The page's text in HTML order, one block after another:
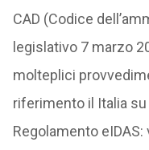
CAD (Codice
legislativo 7 marzo
molteplici
riferimento il Italia
Regolamento